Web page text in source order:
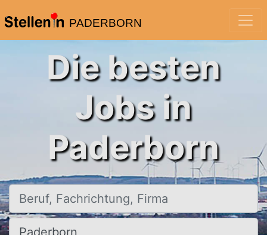
PADERBORN
Die besten
Jobs in
Paderborn
Beruf, Fachrichtung, Firma
Ort, Stadt